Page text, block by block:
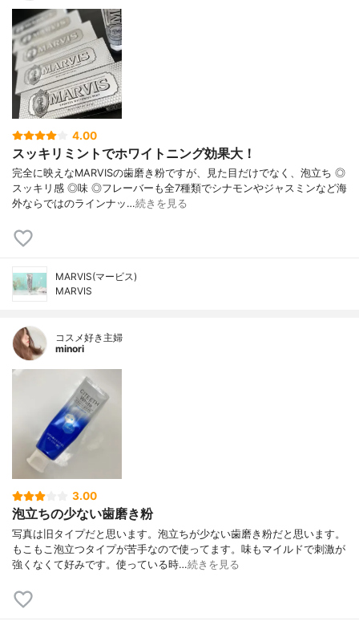
4.00
スッキリミントでホワイトニング効果大！
完全に映えなMARVISの歯磨き粉ですが、見た目だけでなく、泡立ち ◎
スッキリ感 ◎味 ◎フレーバーも全7種類でシナモンやジャスミンなど海
外ならではのラインナッ…続きを見る
MARVIS(マービス)
MARVIS
コスメ好き主婦
minori
3.00
泡立ちの少ない歯磨き粉
写真は旧タイプだと思います。泡立ちが少ない歯磨き粉だと思います。
もこもこ泡立つタイプが苦手なので使ってます。味もマイルドで刺激が
強くなくて好みです。使っている時…続きを見る